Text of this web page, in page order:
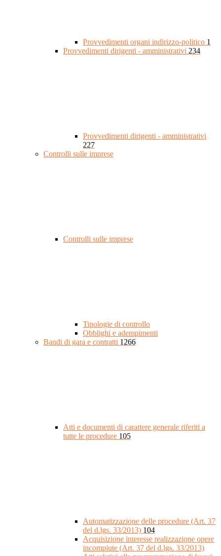
Provvedimenti organi indirizzo-politico 1
Provvedimenti dirigenti - amministrativi 234
Provvedimenti dirigenti - amministrativi
227
Controlli sulle imprese
Controlli sulle imprese
Tipologie di controllo
Obblighi e adempimenti
Bandi di gara e contratti 1266
Atti e documenti di carattere generale riferiti a
tutte le procedure 105
Automatizzazione delle procedure (Art. 37
del d.lgs. 33/2013) 104
Acquisizione interesse realizzazione opere
incompiute (Art. 37 del d.lgs. 33/2013)